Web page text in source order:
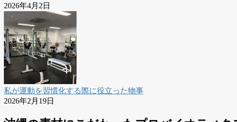
2026年4月2日
私が運動を習慣化する際に役立った物事
2026年2月19日